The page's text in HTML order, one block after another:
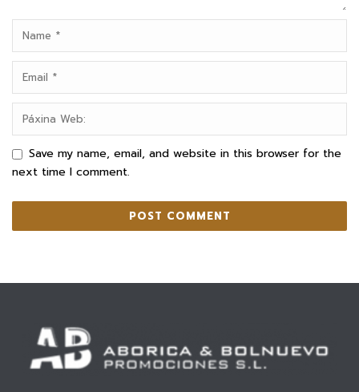
Save my name, email, and website in this browser for the
next time I comment.